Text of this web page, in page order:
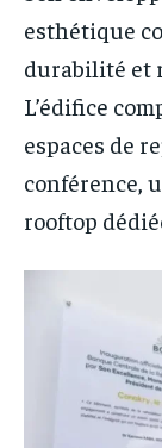
esthétique
durabilité et
L’édifice
espaces de
conférence,
rooftop